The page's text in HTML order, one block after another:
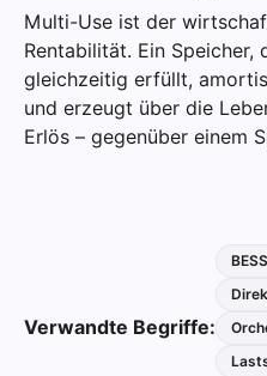
Multi-Use ist der
Rentabilität. Ein Speicher,
gleichzeitig erfüllt,
und erzeugt über die
Erlös – gegenüber einem
Verwandte Begriffe: